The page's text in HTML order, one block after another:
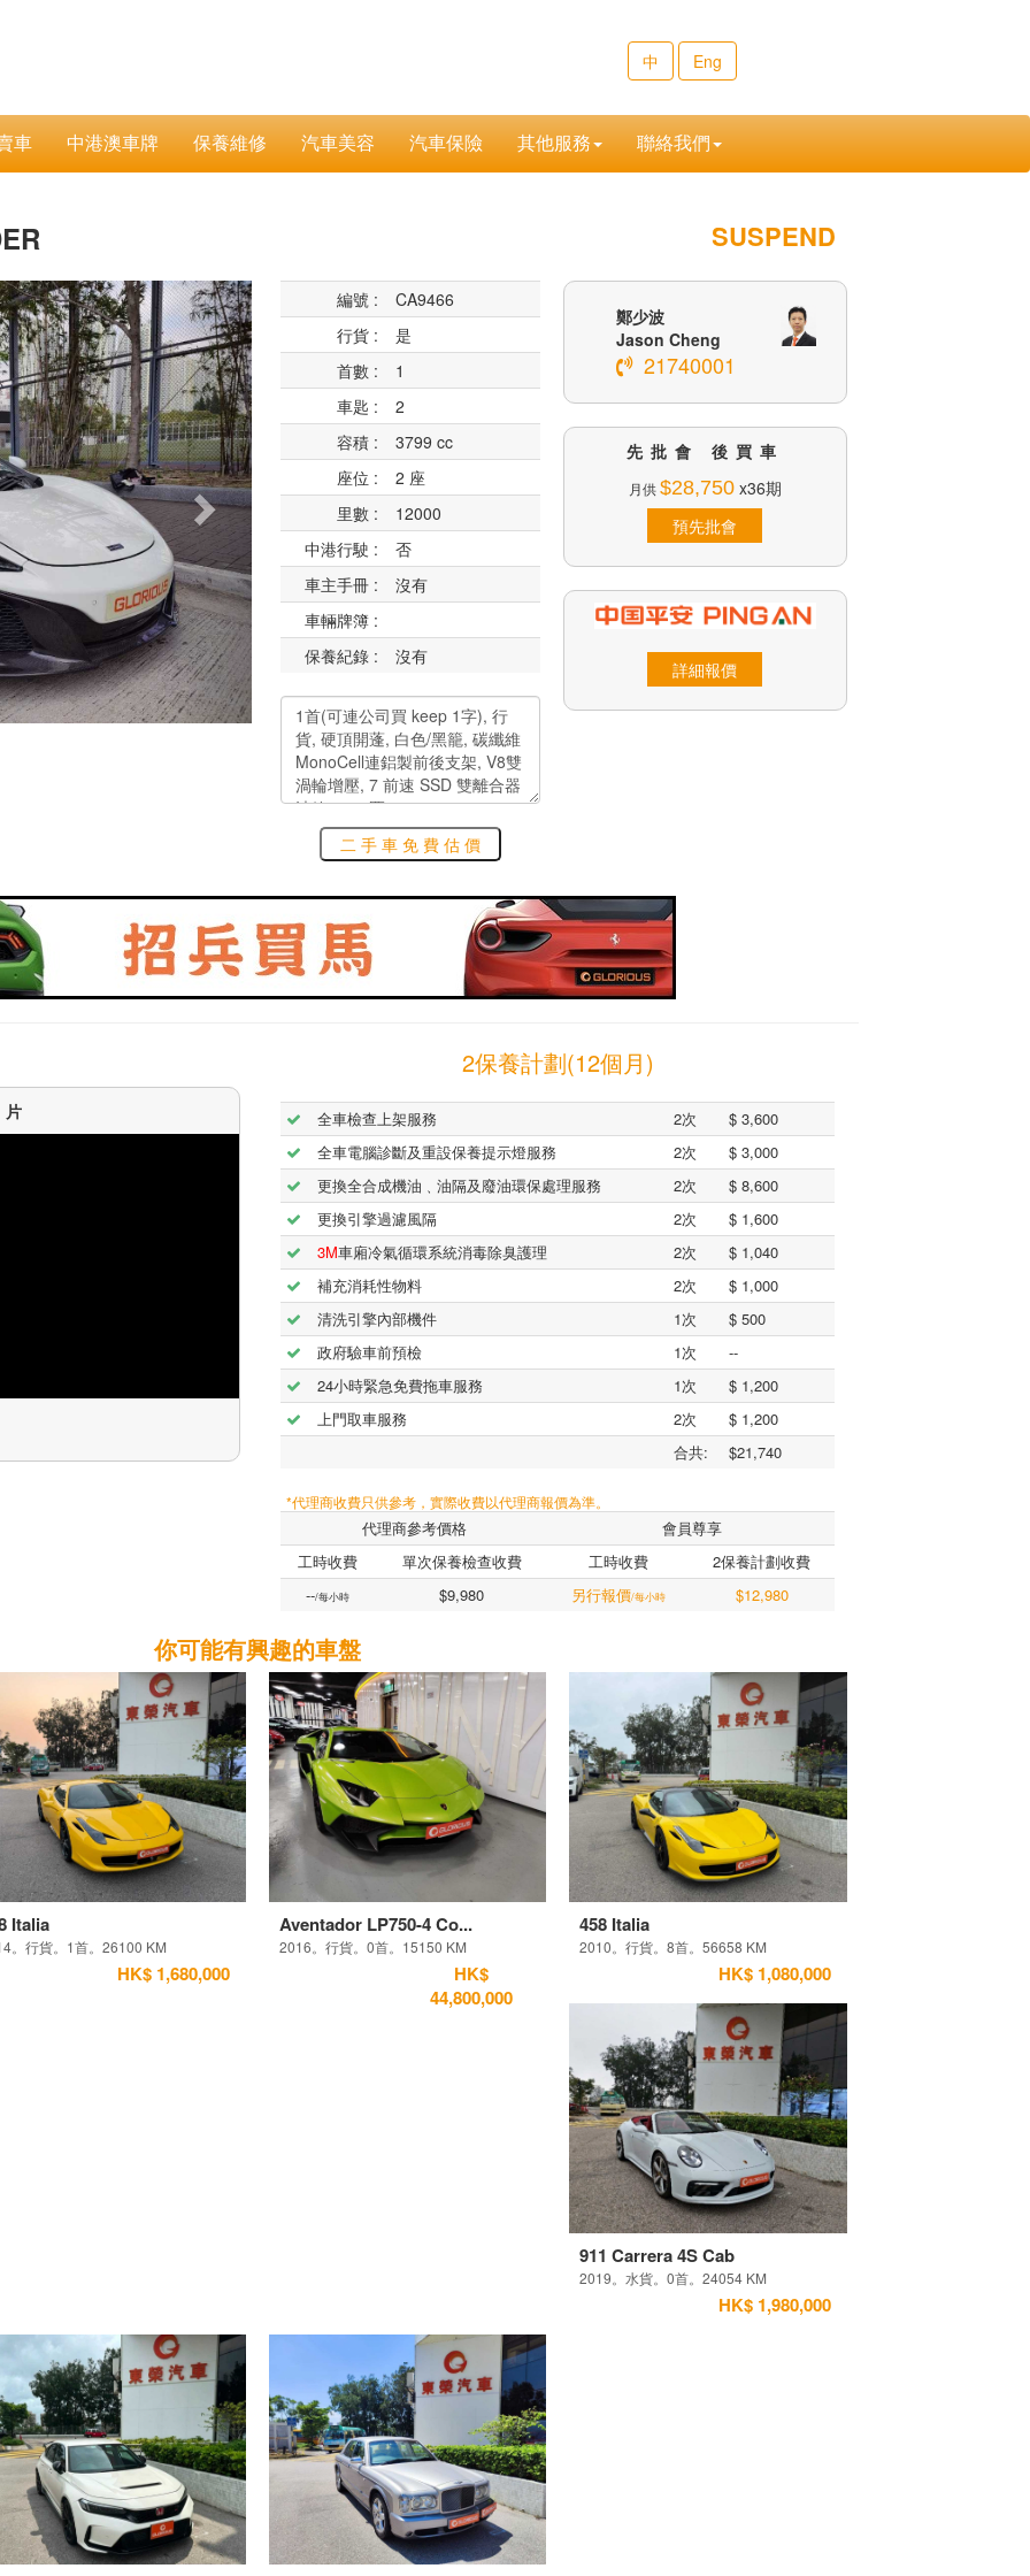
中 Eng
車 中港澳車牌 保養維修 汽車美容 汽車保險 其他服務 聯絡我們
SUSPEND
Next 編號 :
CA9466
行貨 :
是
首數 :
1
車匙 :
2
容積 :
3799 cc
座位 :
2 座
里數 :
12000
中港行駛 :
否
車主手冊 :
沒有
車輛牌簿 :
保養紀錄 :
沒有
二 手 車 免 費 估 價
鄭少波
Jason Cheng
21740001
先批會 後買車
月供$28,750x36期
預先批會
詳細報價
2保養計劃(12個月)
全車檢查上架服務 2次
$ 3,600
全車電腦診斷及重設保養提示燈服務
2次
$ 3,000
更換全合成機油﹑油隔及廢油環保處理服務
2次
$ 8,600
更換引擎過濾風隔
2次
$ 1,600
3M車廂冷氣循環系統消毒除臭護理 2次
$ 1,040
補充消耗性物料
2次
$ 1,000
清洗引擎內部機件
1次
$ 500
政府驗車前預檢
1次
--
24小時緊急免費拖車服務
1次
$ 1,200
上門取車服務
2次
$ 1,200
合共:
$21,740
*代理商收費只供參考，實際收費以代理商報價為準。
代理商參考價格
會員尊享
工時收費
單次保養檢查收費 工時收費
2保養計劃收費
--/每小時 $9,980 另行報價/每小時 $12,980
你可能有興趣的車盤
Italia
。行貨。1首。26100 KM
HK$ 1,680,000
Aventador LP750-4 Co...
2016。行貨。0首。15150 KM
HK$
44,800,000
458 Italia
2010。行貨。8首。56658 KM
HK$ 1,080,000
911 Carrera 4S Cab
2019。水貨。0首。24054 KM
HK$ 1,980,000